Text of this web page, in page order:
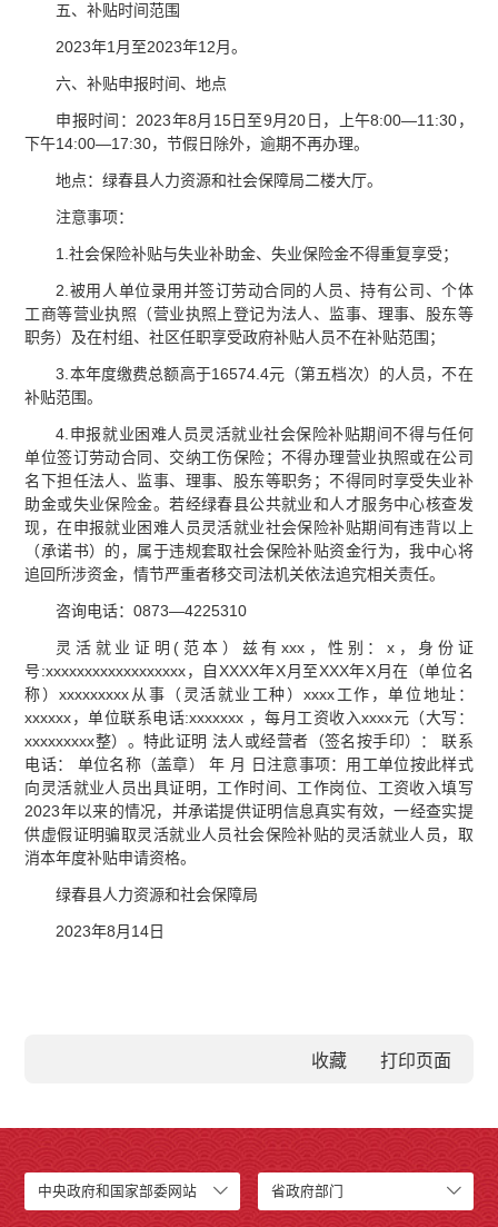
五、补贴时间范围
2023年1月至2023年12月。
六、补贴申报时间、地点
申报时间：2023年8月15日至9月20日，上午8:00—11:30，
下午14:00—17:30，节假日除外，逾期不再办理。
地点：绿春县人力资源和社会保障局二楼大厅。
注意事项：
1.社会保险补贴与失业补助金、失业保险金不得重复享受；
2.被用人单位录用并签订劳动合同的人员、持有公司、个体
工商等营业执照（营业执照上登记为法人、监事、理事、股东等
职务）及在村组、社区任职享受政府补贴人员不在补贴范围；
3.本年度缴费总额高于16574.4元（第五档次）的人员，不在
补贴范围。
4.申报就业困难人员灵活就业社会保险补贴期间不得与任何
单位签订劳动合同、交纳工伤保险；不得办理营业执照或在公司
名下担任法人、监事、理事、股东等职务；不得同时享受失业补
助金或失业保险金。若经绿春县公共就业和人才服务中心核查发
现，在申报就业困难人员灵活就业社会保险补贴期间有违背以上
（承诺书）的，属于违规套取社会保险补贴资金行为，我中心将
追回所涉资金，情节严重者移交司法机关依法追究相关责任。
咨询电话：0873—4225310
灵活就业证明(范本）兹有xxx，性别：x，身份证
号:xxxxxxxxxxxxxxxxxx，自XXXX年X月至XXX年X月在（单位名
称）xxxxxxxxx从事（灵活就业工种）xxxx工作，单位地址：
xxxxxx，单位联系电话:xxxxxxx ，每月工资收入xxxx元（大写：
xxxxxxxxx整）。特此证明 法人或经营者（签名按手印）： 联系
电话： 单位名称（盖章） 年 月 日注意事项：用工单位按此样式
向灵活就业人员出具证明，工作时间、工作岗位、工资收入填写
2023年以来的情况，并承诺提供证明信息真实有效，一经查实提
供虚假证明骗取灵活就业人员社会保险补贴的灵活就业人员，取
消本年度补贴申请资格。
绿春县人力资源和社会保障局
2023年8月14日
收藏
中央政府和国家部委网站 省政府部门